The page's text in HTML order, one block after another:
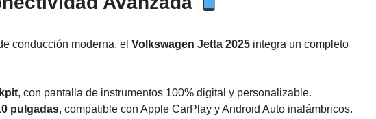
conducción moderna, el Volkswagen Jetta 2025 integra un completo
, con pantalla de instrumentos 100% digital y personalizable.
pulgadas, compatible con Apple CarPlay y Android Auto inalámbricos.